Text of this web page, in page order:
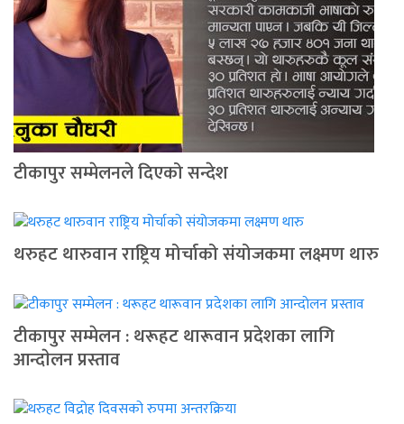
टीकापुर सम्मेलनले दिएको सन्देश
थरुहट थारुवान राष्ट्रिय मोर्चाको संयोजकमा लक्ष्मण थारु
टीकापुर सम्मेलन : थरूहट थारूवान प्रदेशका लागि
आन्दाेलन प्रस्ताव